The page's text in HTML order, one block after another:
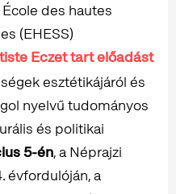
des hautes
(EHESS)
Eczet tart előadást
esztétikájáról és
nyelvű tudományos
és politikai
5-én, a Néprajzi
évfordulóján, a